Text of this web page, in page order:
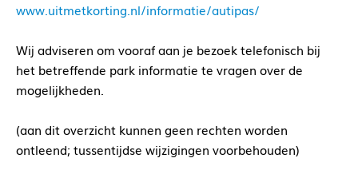
www.uitmetkorting.nl/informatie/autipas/
Wij adviseren om vooraf aan je bezoek telefonisch bij
het betreffende park informatie te vragen over de
mogelijkheden.
(aan dit overzicht kunnen geen rechten worden
ontleend; tussentijdse wijzigingen voorbehouden)